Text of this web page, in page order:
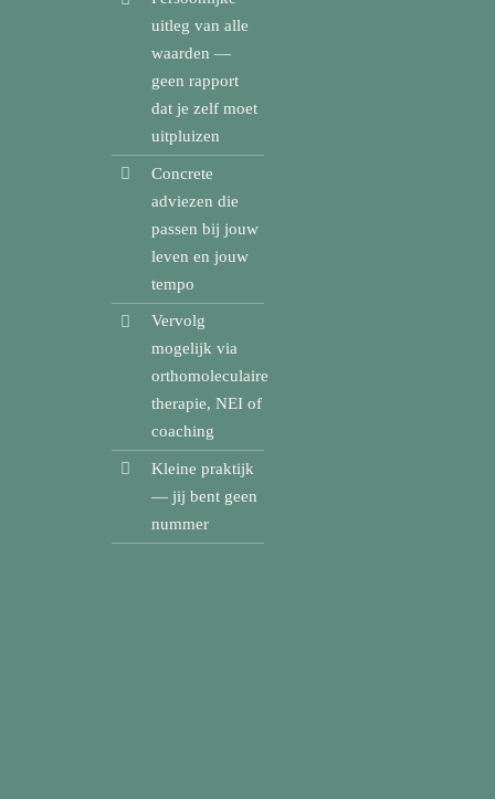
uitleg van alle
waarden —
geen rapport
dat je zelf moet
uitpluizen
Concrete
adviezen die
passen bij jouw
leven en jouw
tempo
Vervolg
mogelijk via
orthomoleculaire
therapie, NEI of
coaching
Kleine praktijk
— jij bent geen
nummer